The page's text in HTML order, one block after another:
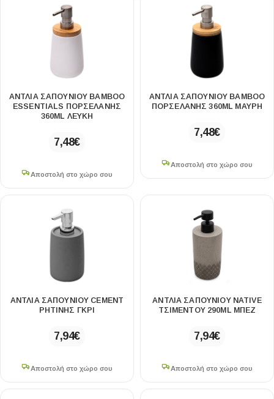
ΑΝΤΛΙΑ ΣΑΠΟΥΝΙΟΥ BAΜBOO
ESSENTIALS ΠΟΡΣΕΛΑΝΗΣ
360ML ΛΕΥΚΗ
7,48€
Αποστολή στο χώρο σου
ΑΝΤΛΙΑ ΣΑΠΟΥΝΙΟΥ BAΜBOO
ΠΟΡΣΕΛΑΝΗΣ 360ML ΜΑΥΡΗ
7,48€
Αποστολή στο χώρο σου
ΑΝΤΛΙΑ ΣΑΠΟΥΝΙΟΥ CEMENT
ΡΗΤΙΝΗΣ ΓΚΡΙ
7,94€
Αποστολή στο χώρο σου
ΑΝΤΛΙΑ ΣΑΠΟΥΝΙΟΥ NATIVE
ΤΣΙΜΕΝΤΟΥ 290ML ΜΠΕΖ
7,94€
Αποστολή στο χώρο σου